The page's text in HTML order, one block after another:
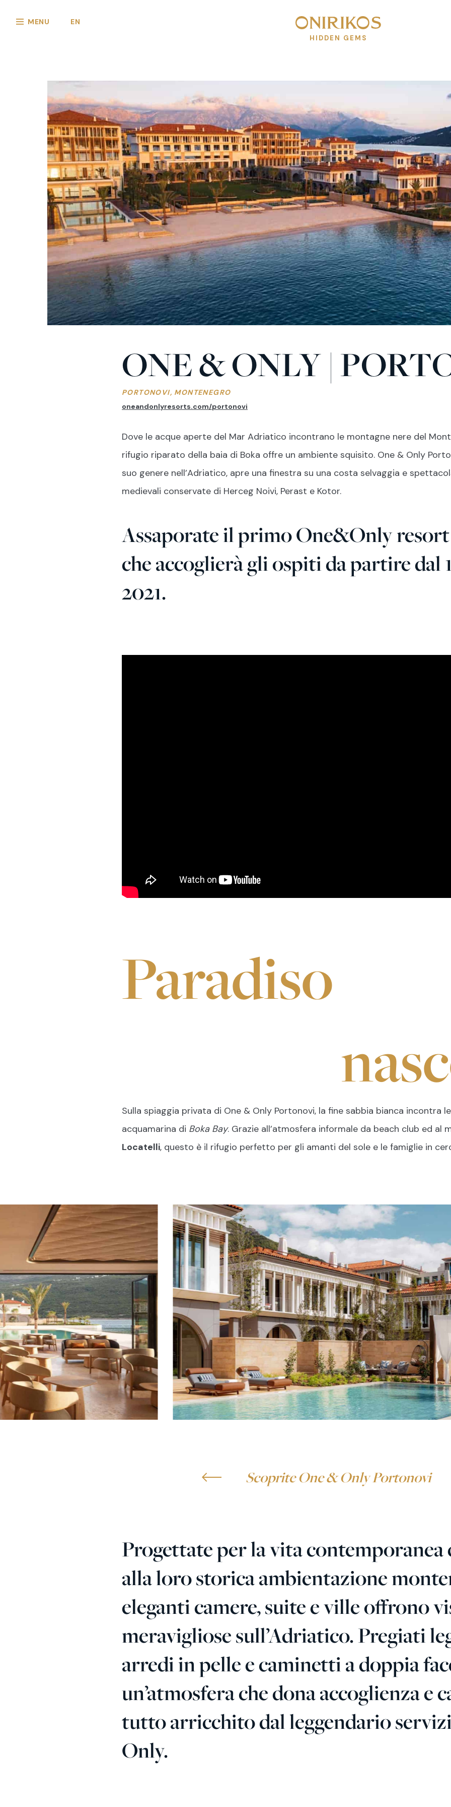
HIDDEN GEMS
MENU EN
Reliability
Wonder’s club//
Turquoise//
Green//White//
ONE & ONLY |
PORTONOVI, MONTENEGRO
oneandonlyresorts.com/portonovi
Dove le acque aperte del Mar Adriatico incontrano le montagne nere del
rifugio riparato della baia di Boka offre un ambiente squisito. One & Only
suo genere nell’Adriatico, apre una finestra su una costa selvaggia e
medievali conservate di Herceg Noivi, Perast e Kotor.
Assaporate il primo One&Only
che accoglierà gli ospiti da partire dal
2021.
Paradiso
Sulla spiaggia privata di One & Only Portonovi, la fine sabbia bianca incontra
acquamarina di Boka Bay. Grazie all’atmosfera informale da beach club ed al
Locatelli, questo è il rifugio perfetto per gli amanti del sole e le famiglie in
Scoprite One & Only Portonovi
Progettate per la vita contemporanea
alla loro storica ambientazione
eleganti camere, suite e villeoffrono
meravigliose sull’Adriatico. Pregiati
arredi in pelle e caminetti a doppia
un’atmosfera che dona accoglienza e
tutto arricchito dal leggendario
Only.